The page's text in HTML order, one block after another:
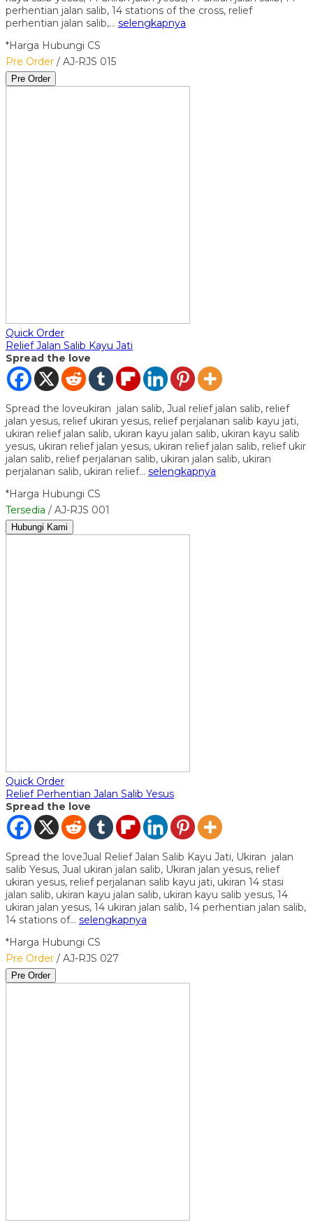
perhentian jalan salib, 14 stations of the cross, relief
perhentian jalan salib,… selengkapnya
*Harga Hubungi CS
Pre Order / AJ-RJS 015
Pre Order
Quick Order
Relief Jalan Salib Kayu Jati
Spread the love
Spread the loveukiran jalan salib, Jual relief jalan salib, relief
jalan yesus, relief ukiran yesus, relief perjalanan salib kayu jati,
ukiran relief jalan salib, ukiran kayu jalan salib, ukiran kayu salib
yesus, ukiran relief jalan yesus, ukiran relief jalan salib, relief ukir
jalan salib, relief perjalanan salib, ukiran jalan salib, ukiran
perjalanan salib, ukiran relief… selengkapnya
*Harga Hubungi CS
Tersedia / AJ-RJS 001
Hubungi Kami
Quick Order
Relief Perhentian Jalan Salib Yesus
Spread the love
Spread the loveJual Relief Jalan Salib Kayu Jati, Ukiran jalan
salib Yesus, Jual ukiran jalan salib, Ukiran jalan yesus, relief
ukiran yesus, relief perjalanan salib kayu jati, ukiran 14 stasi
jalan salib, ukiran kayu jalan salib, ukiran kayu salib yesus, 14
ukiran jalan yesus, 14 ukiran jalan salib, 14 perhentian jalan salib,
14 stations of… selengkapnya
*Harga Hubungi CS
Pre Order / AJ-RJS 027
Pre Order